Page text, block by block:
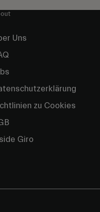
Uns
zu Cookies
Giro